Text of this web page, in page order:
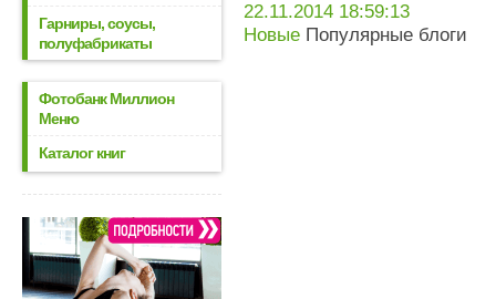
Гарниры, соусы,
полуфабрикаты
Фотобанк Миллион
Меню
Каталог книг
22.11.2014 18:59:13
Новые Популярные блоги